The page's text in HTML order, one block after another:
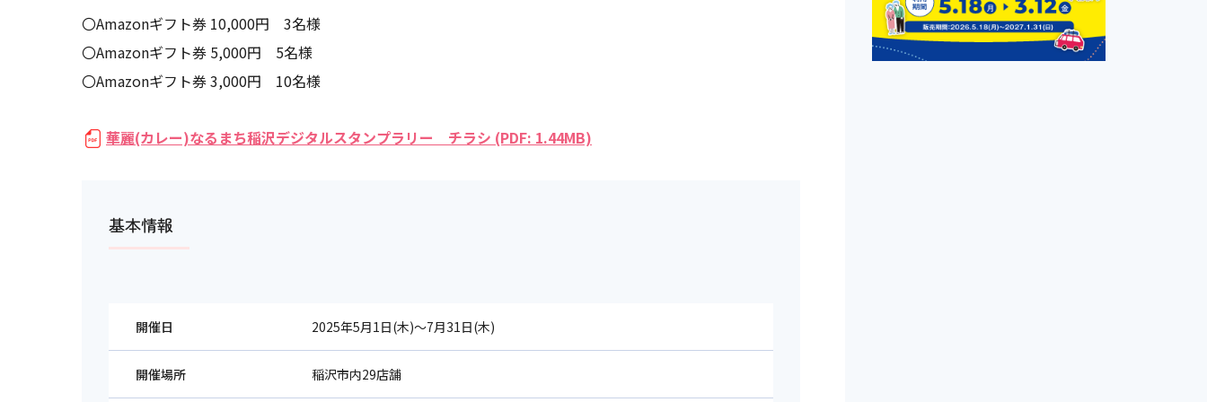
〇Amazonギフト券 10,000円 3名様
〇Amazonギフト券 5,000円 5名様
〇Amazonギフト券 3,000円 10名様
華麗(カレー)なるまち稲沢デジタルスタンプラリー チラシ (PDF: 1.44MB)
基本情報
開催日 2025年5月1日(木)～7月31日(木)
開催場所 稲沢市内29店舗